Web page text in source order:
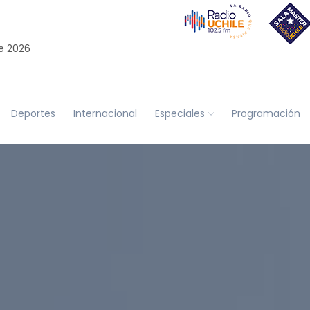
2026
Deportes Internacional Especiales Programación